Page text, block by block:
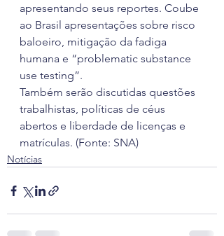
apresentando seus reportes. Coube
ao Brasil apresentações sobre risco
baloeiro, mitigação da fadiga
humana e “problematic substance
use testing”.
Também serão discutidas questões
trabalhistas, políticas de céus
abertos e liberdade de licenças e
matrículas. (Fonte: SNA)
Notícias